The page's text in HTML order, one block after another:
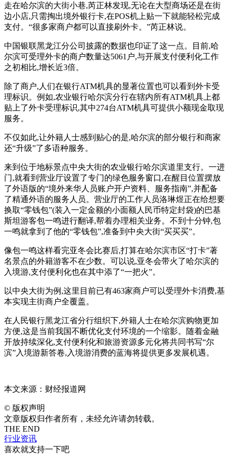
走在哈尔滨的大街小巷,芮正林发现,无论在大型商场还是在街
边小店,只需掏出境外银行卡,在POS机上贴一下就能轻松完成
支付。“很多家商户都可以直接刷外卡。”芮正林说。
中国银联黑龙江分公司披露的数据也印证了这一点。目前,哈
尔滨可受理外卡的商户数量达5061户,与开展支付便利化工作
之初相比,增长近3倍。
除了商户,人们在银行ATM机具的显著位置也可以看到外卡受
理标识。例如,农业银行哈尔滨分行在辖内所有ATM机具上都
贴上了外卡受理标识,其中274台ATM机具可提供小额现金取现
服务。
不仅如此,让外籍人士感到贴心的是,哈尔滨的部分银行和商家
还“升级”了多语种服务。
来到位于地标景点中央大街的农业银行哈尔滨道里支行。一进
门,就看到营业厅设置了专门的绿色服务窗口,在醒目位置摆放
了外语版的“境外来华人员账户开户资料、服务指南”,并配备
了精通外语的服务人员。营业厅的工作人员洛琳煜正在给想要
换取“零钱包”(装入一定金额的小面额人民币特定封袋)的巴基
斯坦游客包一鸣进行翻译,帮着办理相关业务。不到十分钟,包
一鸣就拿到了他的“零钱包”,准备到中央大街“买买买”。
像包一鸣这样看完亚冬会比赛后,打算在哈尔滨市区“打卡”著
名景点的外籍游客不在少数。可以说,亚冬会带火了哈尔滨的
入境游,支付便利化也在其中添了“一把火”。
以中央大街为例,这里目前已有463家商户可以受理外卡消费,基
本实现主街商户全覆盖。
在人民银行黑龙江省分行组织下,外籍人士在哈尔滨购物更加
方便,这是当前我国不断优化支付环境的一个缩影。随着金融
开放持续深化,支付便利化和旅游资源多元化将共同书写“尔
滨”入境游新答卷,入境游消费的蓝海将提供更多发展机遇。
本文来源：财经报道网
© 版权声明
文章版权归作者所有，未经允许请勿转载。
THE END
行业资讯
喜欢就支持一下吧